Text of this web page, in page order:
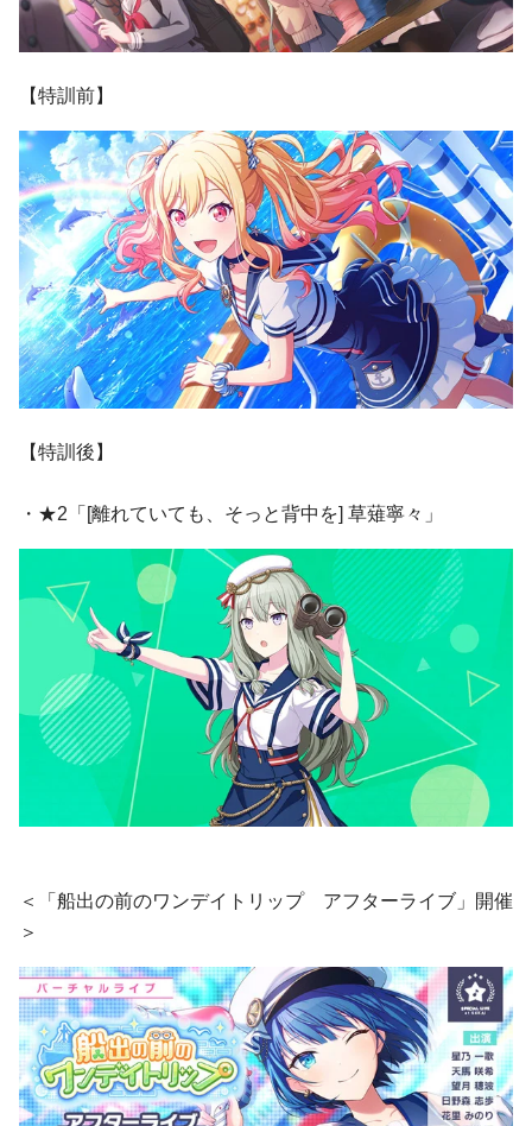
【特訓前】
【特訓後】
・★2「[離れていても、そっと背中を] 草薙寧々」
＜「船出の前のワンデイトリップ アフターライブ」開催
＞